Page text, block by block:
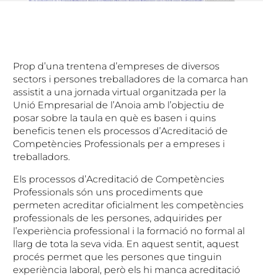
Prop d’una trentena d’empreses de diversos
sectors i persones treballadores de la comarca han
assistit a una jornada virtual organitzada per la
Unió Empresarial de l’Anoia amb l’objectiu de
posar sobre la taula en què es basen i quins
beneficis tenen els processos d’Acreditació de
Competències Professionals per a empreses i
treballadors.
Els processos d’Acreditació de Competències
Professionals són uns procediments que
permeten acreditar oficialment les competències
professionals de les persones, adquirides per
l’experiència professional i la formació no formal al
llarg de tota la seva vida. En aquest sentit, aquest
procés permet que les persones que tinguin
experiència laboral, però els hi manca acreditació